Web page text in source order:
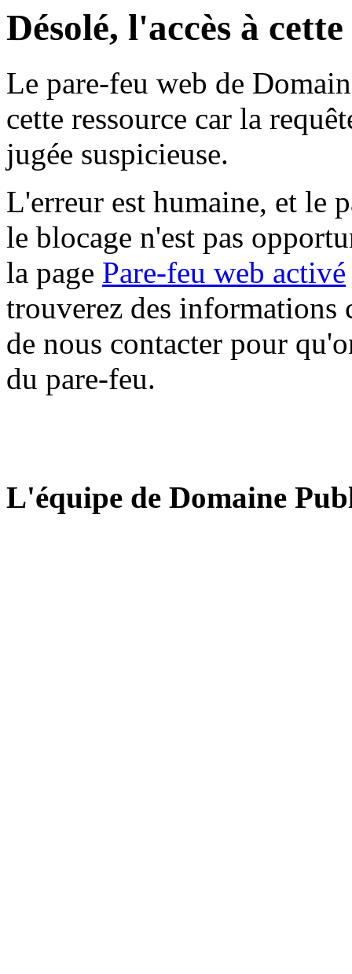
Désolé, l'accès à
Le pare-feu web de
cette ressource car la
jugée suspicieuse.
L'erreur est humaine, et le
le blocage n'est pas
la page Pare-feu web activé
trouverez des informations
de nous contacter pour
du pare-feu.
L'équipe de Domaine